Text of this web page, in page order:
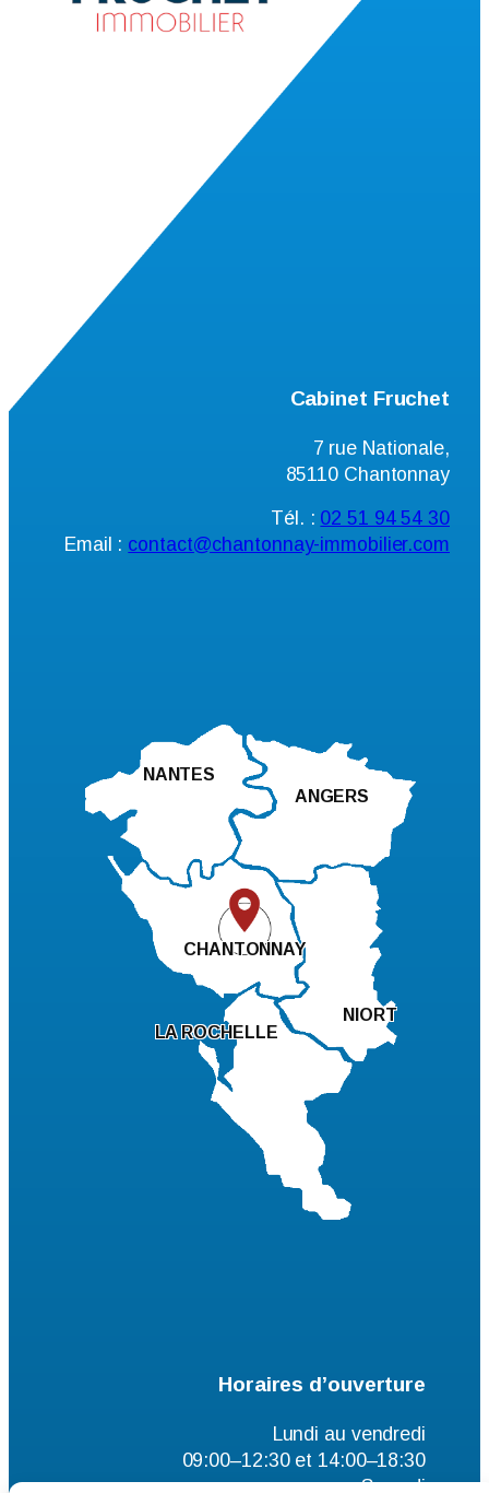
Cabinet Fruchet
7 rue Nationale,
85110 Chantonnay
Tél. : 02 51 94 54 30
Email : contact@chantonnay-immobilier.com
NANTES
ANGERS
CHANTONNAY
NIORT
LA ROCHELLE
Horaires d’ouverture
Lundi au vendredi
09:00–12:30 et 14:00–18:30
Samedi